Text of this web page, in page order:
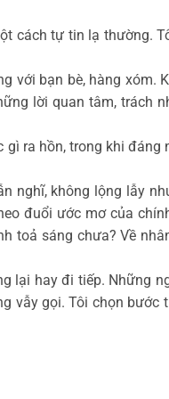
cách tự tin lạ thường.
với bạn bè, hàng xóm.
lời quan tâm, trách
ra hồn, trong khi
nghĩ, không lộng lẫy
đuổi ước mơ của
toả sáng chưa? Về
lại hay đi tiếp. Những
gọi. Tôi chọn bước